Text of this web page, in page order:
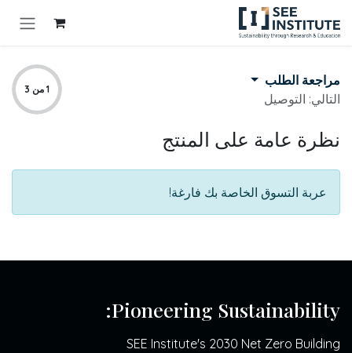
تخطي للذهاب إلى المحتوى
مراجعة الطلب
التالي: التوصيل
1 من 3
نظرة عامة على المنتج
عربة التسوق الخاصة بك فارغة!
Pioneering Sustainability:
SEE Institute's 2030 Net Zero Building